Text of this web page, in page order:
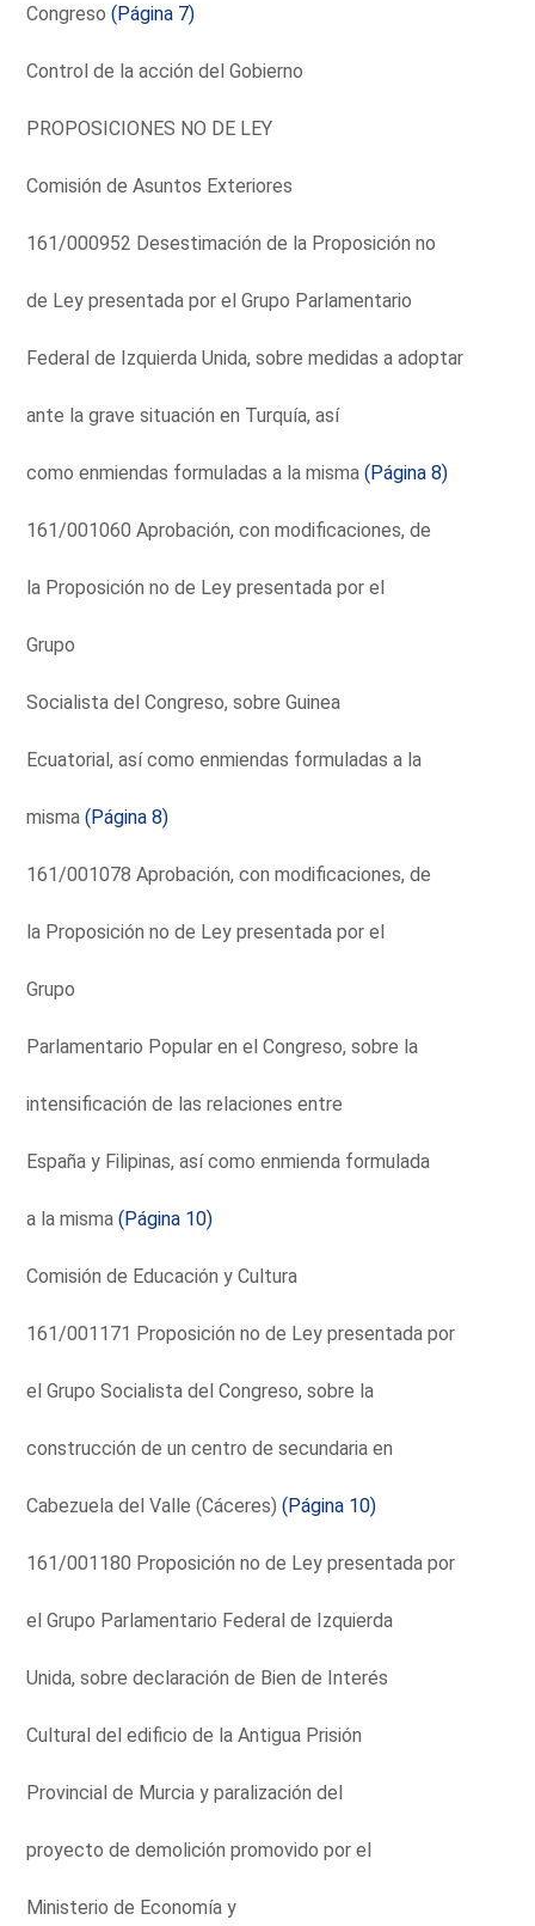
Congreso(Página 7)
Control de la acción del Gobierno
PROPOSICIONES NO DE LEY
Comisión de Asuntos Exteriores
161/000952 Desestimación de la Proposición no
de Ley presentada por el Grupo Parlamentario
Federal de Izquierda Unida, sobre medidas a adoptar
ante la grave situación en Turquía, así
como enmiendas formuladas a la misma(Página 8)
161/001060 Aprobación, con modificaciones, de
la Proposición no de Ley presentada por el
Grupo
Socialista del Congreso, sobre Guinea
Ecuatorial, así como enmiendas formuladas a la
misma(Página 8)
161/001078 Aprobación, con modificaciones, de
la Proposición no de Ley presentada por el
Grupo
Parlamentario Popular en el Congreso, sobre la
intensificación de las relaciones entre
España y Filipinas, así como enmienda formulada
a la misma(Página 10)
Comisión de Educación y Cultura
161/001171 Proposición no de Ley presentada por
el Grupo Socialista del Congreso, sobre la
construcción de un centro de secundaria en
Cabezuela del Valle (Cáceres)(Página 10)
161/001180 Proposición no de Ley presentada por
el Grupo Parlamentario Federal de Izquierda
Unida, sobre declaración de Bien de Interés
Cultural del edificio de la Antigua Prisión
Provincial de Murcia y paralización del
proyecto de demolición promovido por el
Ministerio de Economía y